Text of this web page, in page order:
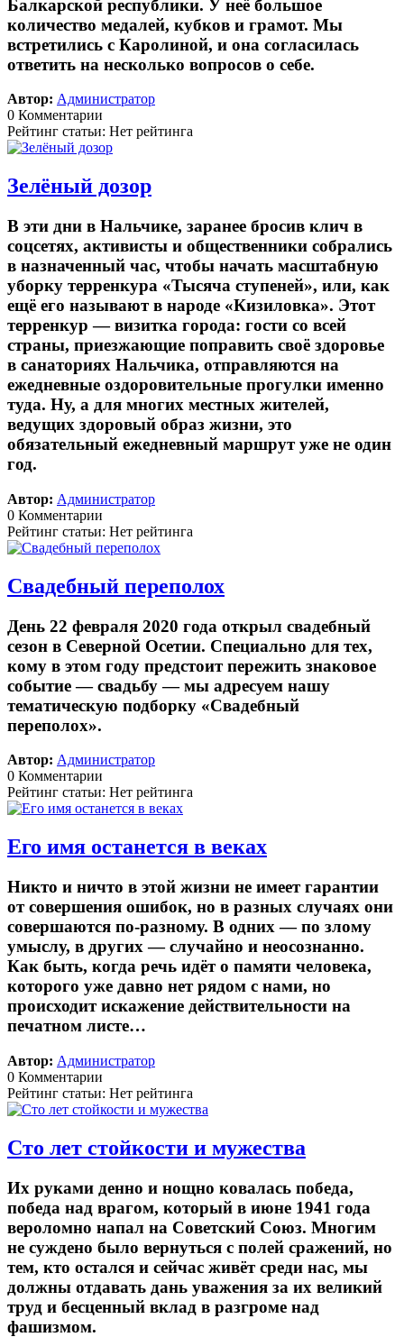
Балкарской республики. У неё большое
количество медалей, кубков и грамот. Мы
встретились с Каролиной, и она согласилась
ответить на несколько вопросов о себе.
Автор: Администратор
0 Комментарии
Рейтинг статьи: Нет рейтинга
Зелёный дозор
В эти дни в Нальчике, заранее бросив клич в
соцсетях, активисты и общественники собрались
в назначенный час, чтобы начать масштабную
уборку терренкура «Тысяча ступеней», или, как
ещё его называют в народе «Кизиловка». Этот
терренкур — визитка города: гости со всей
страны, приезжающие поправить своё здоровье
в санаториях Нальчика, отправляются на
ежедневные оздоровительные прогулки именно
туда. Ну, а для многих местных жителей,
ведущих здоровый образ жизни, это
обязательный ежедневный маршрут уже не один
год.
Автор: Администратор
0 Комментарии
Рейтинг статьи: Нет рейтинга
Свадебный переполох
День 22 февраля 2020 года открыл свадебный
сезон в Северной Осетии. Специально для тех,
кому в этом году предстоит пережить знаковое
событие — свадьбу — мы адресуем нашу
тематическую подборку «Свадебный
переполох».
Автор: Администратор
0 Комментарии
Рейтинг статьи: Нет рейтинга
Его имя останется в веках
Никто и ничто в этой жизни не имеет гарантии
от совершения ошибок, но в разных случаях они
совершаются по-разному. В одних — по злому
умыслу, в других — случайно и неосознанно.
Как быть, когда речь идёт о памяти человека,
которого уже давно нет рядом с нами, но
происходит искажение действительности на
печатном листе…
Автор: Администратор
0 Комментарии
Рейтинг статьи: Нет рейтинга
Сто лет стойкости и мужества
Их руками денно и нощно ковалась победа,
победа над врагом, который в июне 1941 года
вероломно напал на Советский Союз. Многим
не суждено было вернуться с полей сражений, но
тем, кто остался и сейчас живёт среди нас, мы
должны отдавать дань уважения за их великий
труд и бесценный вклад в разгроме над
фашизмом.